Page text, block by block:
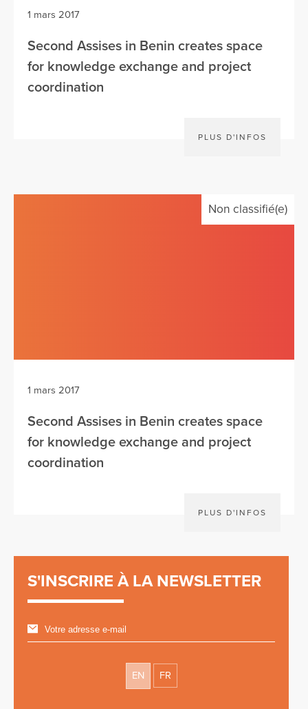
1 mars 2017
Second Assises in Benin creates space
for knowledge exchange and project
coordination
PLUS D'INFOS
Non classifié(e)
1 mars 2017
Second Assises in Benin creates space
for knowledge exchange and project
coordination
PLUS D'INFOS
S'INSCRIRE À LA NEWSLETTER
EN FR